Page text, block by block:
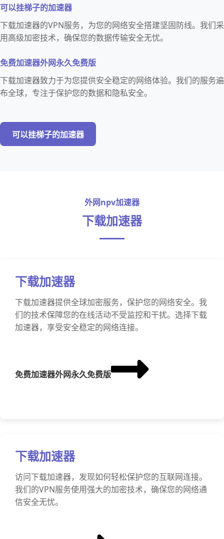
可以挂梯子的加速器
下载加速器的VPN服务，为您的网络安全搭建坚固防线。我们采
用高级加密技术，确保您的数据传输安全无忧。
免费加速器外网永久免费版
下载加速器致力于为您提供安全稳定的网络体验。我们的服务遍
布全球，专注于保护您的数据和隐私安全。
可以挂梯子的加速器
外网npv加速器
下载加速器
下载加速器
下载加速器提供全球加密服务，保护您的网络安全。我
们的技术保障您的在线活动不受监控和干扰。选择下载
加速器，享受安全稳定的网络连接。
免费加速器外网永久免费版
下载加速器
访问下载加速器，发现如何轻松保护您的互联网连接。
我们的VPN服务使用强大的加密技术，确保您的网络通
信安全无忧。